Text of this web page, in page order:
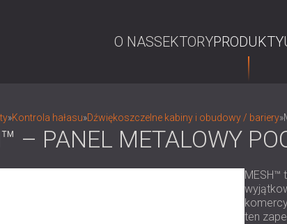
O NASSEKTORYPRODUKTY
»Kontrola hałasu»Dźwiękoszczelne kabiny i obudowy / bariery»
– PANEL METALOWY
MESH™
ten